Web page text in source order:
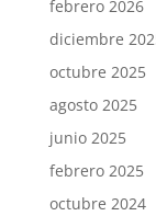
febrero 2026
diciembre
octubre 2025
agosto 2025
junio 2025
febrero 2025
octubre 2024